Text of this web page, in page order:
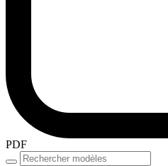
PDF